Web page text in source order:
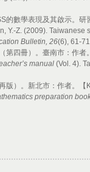
的數學表現及其啟示。研
Y.-Z. (2009). Taiwanese
Bulletin, 26(6), 61-71.
四冊）。臺南市：作者。
manual (Vol. 4).
）。新北市：作者。
preparation